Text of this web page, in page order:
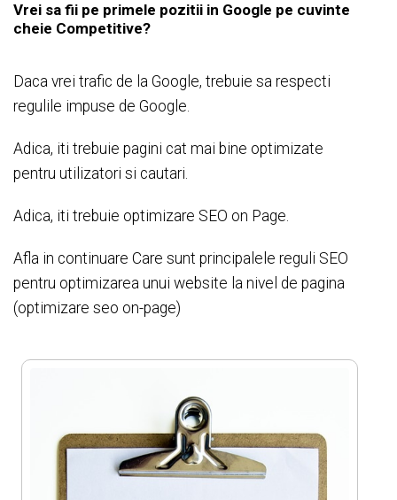
Vrei sa fii pe primele pozitii in Google pe cuvinte
cheie Competitive?
Daca vrei trafic de la Google, trebuie sa respecti
regulile impuse de Google.
Adica, iti trebuie pagini cat mai bine optimizate
pentru utilizatori si cautari.
Adica, iti trebuie optimizare SEO on Page.
Afla in continuare Care sunt principalele reguli SEO
pentru optimizarea unui website la nivel de pagina
(optimizare seo on-page)